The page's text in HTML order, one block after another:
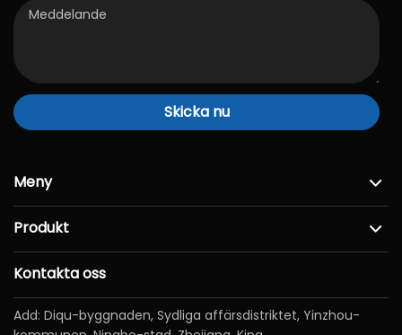
Skicka nu
Meny
Produkt
Kontakta oss
Add: Diqu-byggnaden, Sydliga affärsdistriktet, Yinzhou-